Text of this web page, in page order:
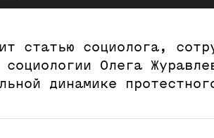
статью социолога,
социологии Олега
динамике